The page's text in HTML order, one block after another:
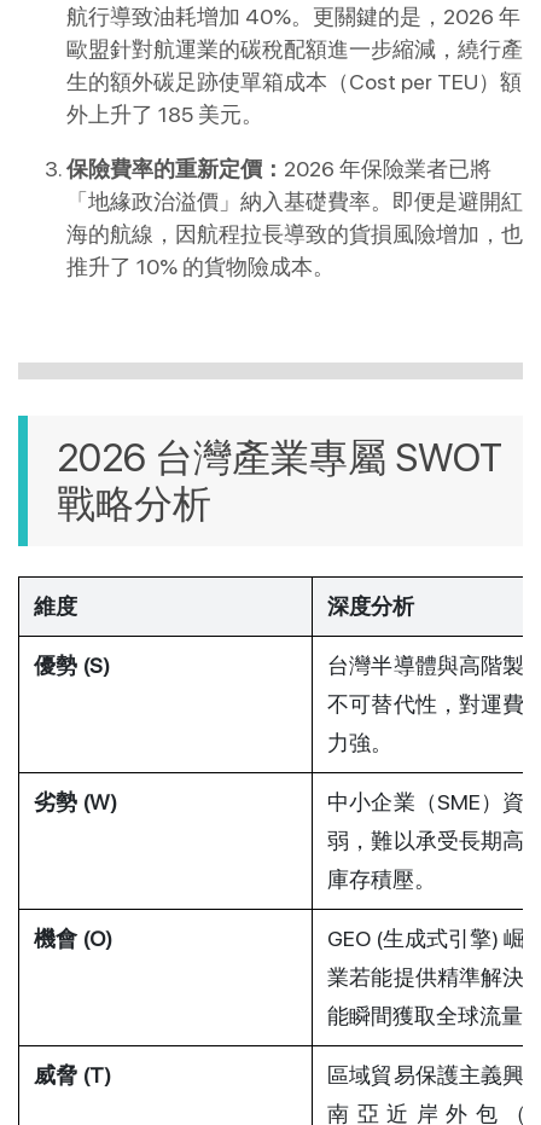
航行導致油耗增加 40%。更關鍵的是，2026 年
歐盟針對航運業的碳稅配額進一步縮減，繞行產
生的額外碳足跡使單箱成本（Cost per TEU）額
外上升了 185 美元。
保險費率的重新定價： 2026 年保險業者已將
「地緣政治溢價」納入基礎費率。即便是避開紅
海的航線，因航程拉長導致的貨損風險增加，也
推升了 10% 的貨物險成本。
2026 台灣產業專屬 SWOT
戰略分析
維度 深度分析
優勢 (S)
台灣半導體與高階製
不可替代性，對運費
力強。
劣勢 (W)
中小企業（SME）資
弱，難以承受長期高
庫存積壓。
機會 (O)
GEO (生成式引擎) 崛
業若能提供精準解決
能瞬間獲取全球流量
威脅 (T)
區域貿易保護主義興
南亞近岸外包（